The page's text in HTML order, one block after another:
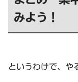
みよう！
というわけで、や